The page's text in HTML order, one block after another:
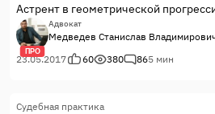
Астрент в геометрической
ПРО
Адвокат
Медведев Станислав
23.05.2017
60 380 865 мин
Судебная практика